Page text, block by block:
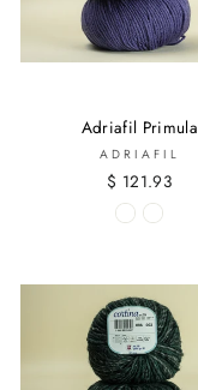
Adriafil Primula
ADRIAFIL
$ 121.93